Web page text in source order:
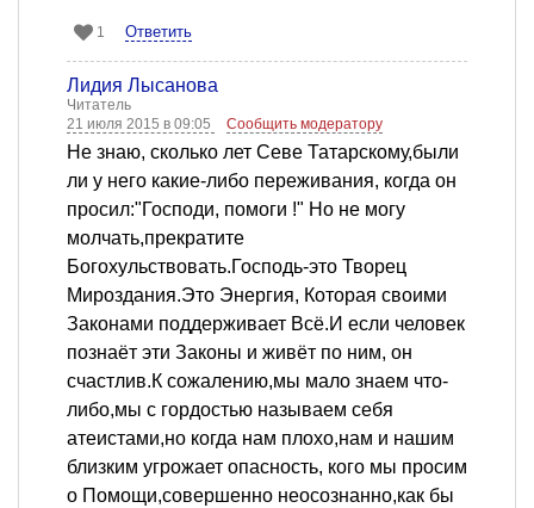
1 Ответить
Лидия Лысанова
Читатель
21 июля 2015 в 09:05
Сообщить модератору
Не знаю, сколько лет Севе Татарскому,были
ли у него какие-либо переживания, когда он
просил:"Господи, помоги !" Но не могу
молчать,прекратите
Богохульствовать.Господь-это Творец
Мироздания.Это Энергия, Которая своими
Законами поддерживает Всё.И если человек
познаёт эти Законы и живёт по ним, он
счастлив.К сожалению,мы мало знаем что-
либо,мы с гордостью называем себя
атеистами,но когда нам плохо,нам и нашим
близким угрожает опасность, кого мы просим
о Помощи,совершенно неосознанно,как бы